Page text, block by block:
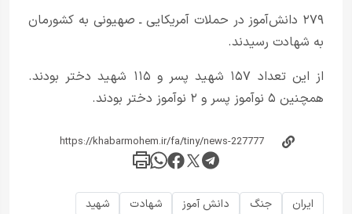
۲۷۹ دانش‌آموز در حملات آمریکایی ـ صهیونی به کشورمان
به شهادت رسیدند.
از این تعداد ۱۵۷ شهید پسر و ۱۱۵ شهید دختر بودند.
همچنین ۵ نوآموز پسر و ۲ نوآموز دختر بودند.
ایران جنگ دانش آموز شهادت
شهید